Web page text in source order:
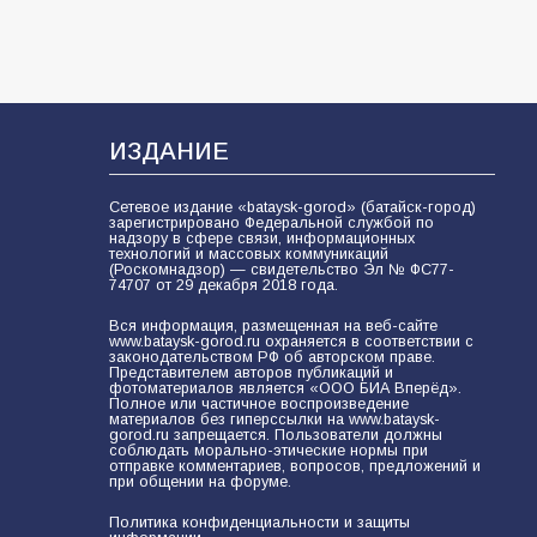
ИЗДАНИЕ
Сетевое издание «bataysk-gorod» (батайск-город)
зарегистрировано Федеральной службой по
надзору в сфере связи, информационных
технологий и массовых коммуникаций
(Роскомнадзор) — свидетельство Эл № ФС77-
74707 от 29 декабря 2018 года.
Вся информация, размещенная на веб-сайте
www.bataysk-gorod.ru охраняется в соответствии с
законодательством РФ об авторском праве.
Представителем авторов публикаций и
фотоматериалов является «ООО БИА Вперёд».
Полное или частичное воспроизведение
материалов без гиперссылки на www.bataysk-
gorod.ru запрещается. Пользователи должны
соблюдать морально-этические нормы при
отправке комментариев, вопросов, предложений и
при общении на форуме.
Политика конфиденциальности и защиты